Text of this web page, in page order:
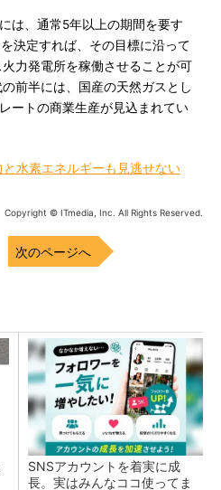
は、通常5年以上の期間を要す
決定すれば、その目標に沿って
力発電所を稼働させることが可
前半には、国産の天然ガスとし
ートの商業生産が見込まれてい
と水素エネルギーも見逃せない
Copyright © ITmedia, Inc. All Rights Reserved.
次のページへ
SNSアカウントを着実に成
長。実はみんなココ使ってま